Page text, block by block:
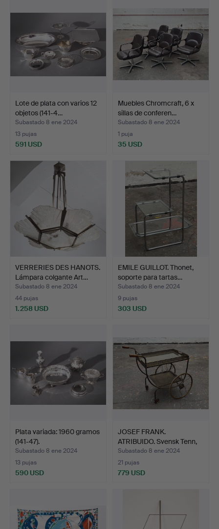
Lote de plata con varios 12
objetos (141-4…
Subastado 8 ene 2024
13 pujas
591 USD
Muebles Chromcraft, 6 x
sillas de conferen…
Subastado 8 ene 2024
1 puja
35 USD
VERRERIES DES HANOTS.
Lámpara colgante Art…
Subastado 8 ene 2024
44 pujas
1.258 USD
EMILE GUILLOT. Thonet,
soporte para tartas…
Subastado 8 ene 2024
9 pujas
303 USD
Plata variada: 1960 gramos
(141-47).
Subastado 8 ene 2024
13 pujas
590 USD
JOSEF FRANK.
ATRIBUIDO. Svensk Tenn,
carri…
Subastado 8 ene 2024
21 pujas
779 USD